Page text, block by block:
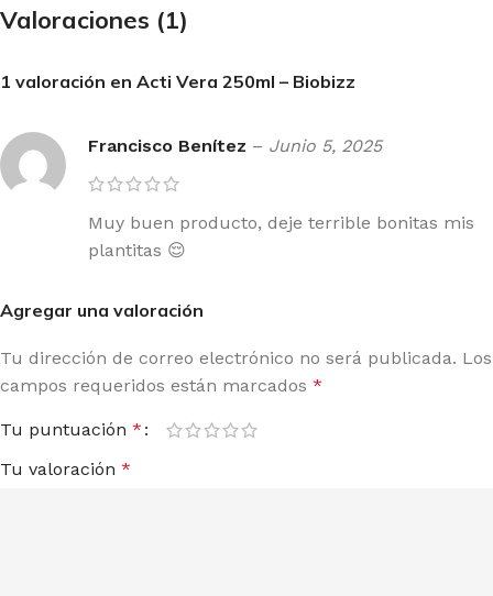
Valoraciones (1)
1 valoración en Acti Vera 250ml – Biobizz
Francisco Benítez – Junio 5, 2025
Muy buen producto, deje terrible bonitas mis
plantitas 😌
Agregar una valoración
Tu dirección de correo electrónico no será publicada. Los
campos requeridos están marcados *
Tu puntuación *
Tu valoración *